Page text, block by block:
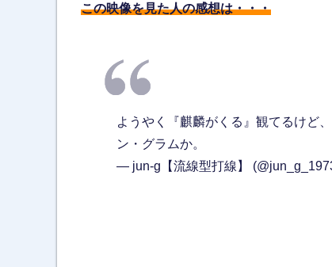
この映像を見た人の感想は・・・
ようやく『麒麟がくる』観てるけど
ン・グラムか。
— jun-g【流線型打線】